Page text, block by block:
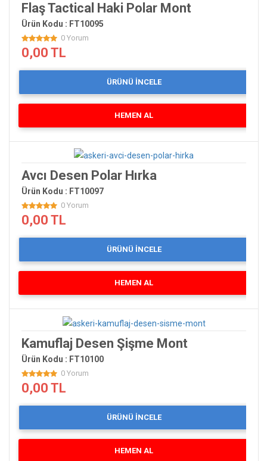
Flaş Tactical Haki Polar Mont
Ürün Kodu : FT10095
0 Yorum
0,00 TL
ÜRÜNÜ İNCELE
HEMEN AL
Avcı Desen Polar Hırka
Ürün Kodu : FT10097
0 Yorum
0,00 TL
ÜRÜNÜ İNCELE
HEMEN AL
Kamuflaj Desen Şişme Mont
Ürün Kodu : FT10100
0 Yorum
0,00 TL
ÜRÜNÜ İNCELE
HEMEN AL